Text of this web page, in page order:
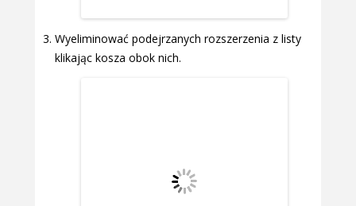
Wyeliminować podejrzanych rozszerzenia z listy
klikając kosza obok nich.